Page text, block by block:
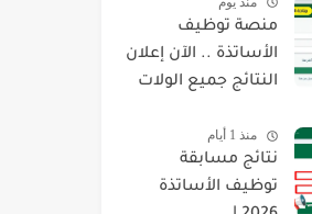
منصة توظيف
الأساتذة .. الآن إعلان
النتائج جميع الولات
concours.onec.dz
منذ 1 أيام
نتائج مسابقة
توظيف الأساتذة